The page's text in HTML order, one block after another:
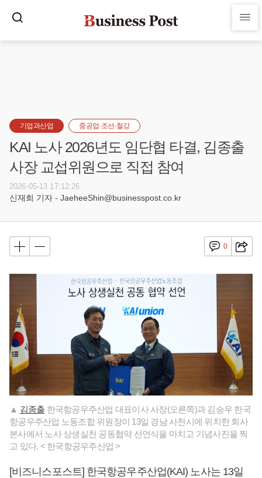
기업과산업 중공업·조선·철강
KAI 노사 2026년도 임단협 타결, 김종출
사장 교섭위원으로 직접 참여
2026-05-13 17:12:26
신재희 기자 - JaeheeShin@businesspost.co.kr
0
▲ 김종출 한국항공우주산업 대표이사 사장(오른쪽)과 김승우 한국
항공우주산업 노동조합 위원장이 13일 경남 사천시에 위치한 회사
본사에서 노사 상생실천 공동협약 선언식을 마치고 기념사진을 찍
고 있다. < 한국항공우주산업 >
[비즈니스포스트] 한국항공우주산업(KAI) 노사는 13일